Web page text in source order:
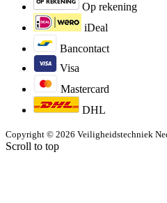
Op rekening
iDeal
Bancontact
Visa
Mastercard
DHL
Copyright © 2026 Veiligheidstechniek
Scroll to top